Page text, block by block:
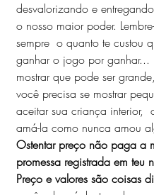
desvalorizando e
o nosso maior poder.
sempre  o quanto te custou
ganhar o jogo por ganhar...
mostrar que pode ser
você precisa se mostrar
aceitar sua criança interior,
amá-la como nunca amou
Ostentar preço não paga a
promessa registrada em teu
Preço e valores são coisas